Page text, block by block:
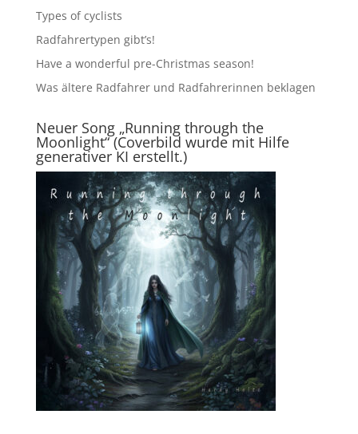
Types of cyclists
Radfahrertypen gibt’s!
Have a wonderful pre-Christmas season!
Was ältere Radfahrer und Radfahrerinnen beklagen
Neuer Song „Running through the
Moonlight“ (Coverbild wurde mit Hilfe
generativer KI erstellt.)